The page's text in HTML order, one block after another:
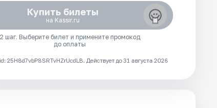
Купить билеты
на Kassir.ru
2 шаг. Выберите билет и примените промокод
до оплаты
Действует до 31 августа 2026